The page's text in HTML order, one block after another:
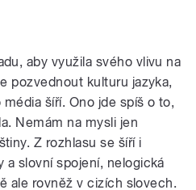
aby využila svého vlivu na
pozvednout kulturu jazyka,
šíří. Ono jde spíš o to,
Nemám na mysli jen
Z rozhlasu se šíří i
a slovní spojení, nelogická
ale rovněž v cizích slovech.